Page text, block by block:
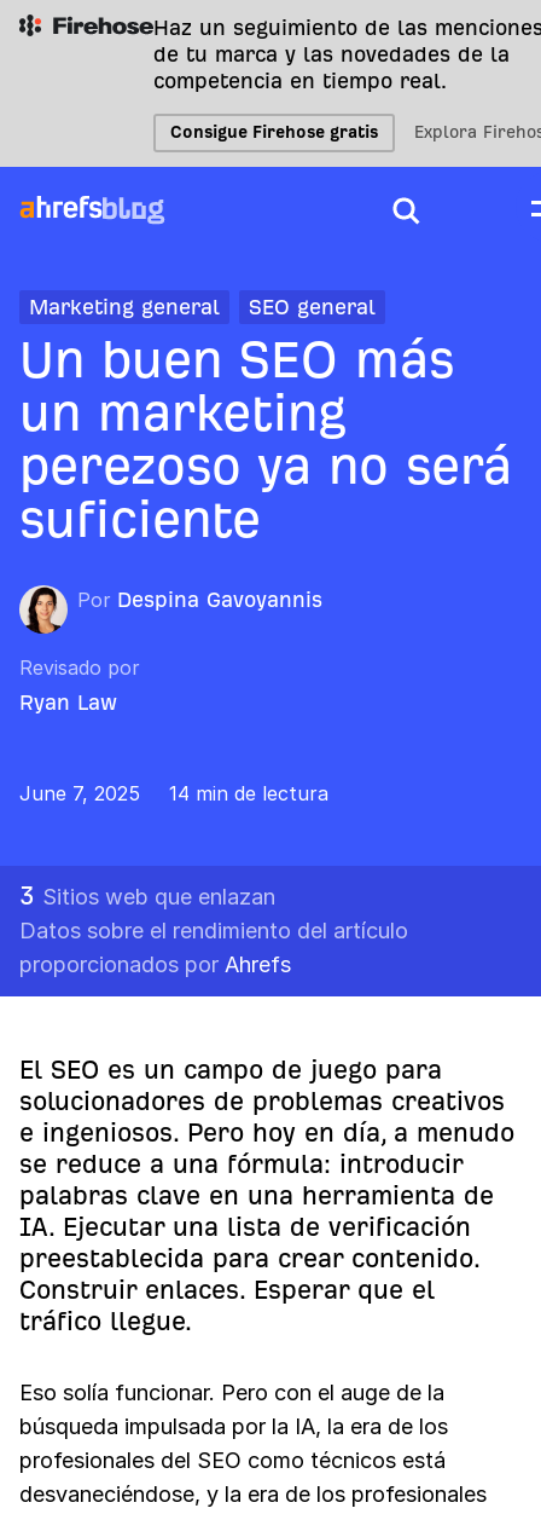
Haz un seguimiento de las
de tu marca y las novedades de la
competencia en tiempo real.
Consigue Firehose gratis Explora
Marketing general SEO general
Un buen SEO más
un marketing
perezoso ya no será
suficiente
Por Despina Gavoyannis
Revisado por
Ryan Law
June 7, 2025 14 min de lectura
3 Sitios web que enlazan
Datos sobre el rendimiento del artículo
proporcionados por Ahrefs
El SEO es un campo de juego para
solucionadores de problemas creativos
e ingeniosos. Pero hoy en día, a menudo
se reduce a una fórmula: introducir
palabras clave en una herramienta de
IA. Ejecutar una lista de verificación
preestablecida para crear contenido.
Construir enlaces. Esperar que el
tráfico llegue.
Eso solía funcionar. Pero con el auge de la
búsqueda impulsada por la IA, la era de los
profesionales del SEO como técnicos está
desvaneciéndose, y la era de los profesionales